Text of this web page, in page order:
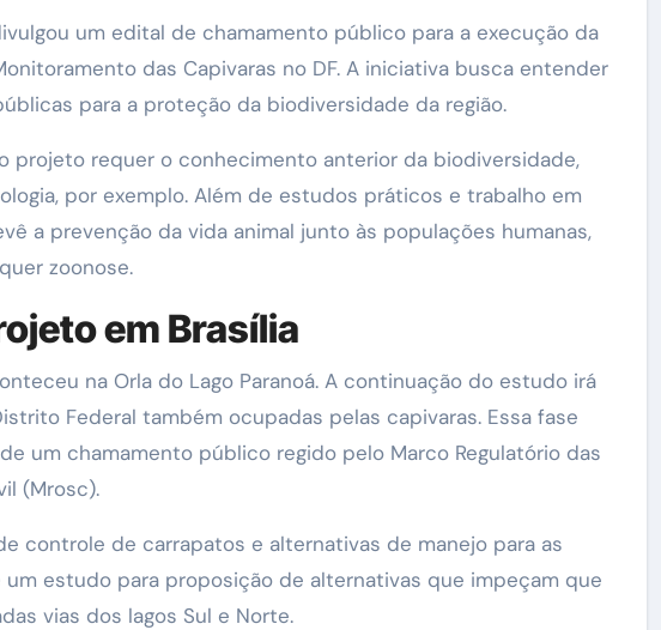
um edital de chamamento público para a execução da
das Capivaras no DF. A iniciativa busca entender
para a proteção da biodiversidade da região.
projeto requer o conhecimento anterior da biodiversidade,
por exemplo. Além de estudos práticos e trabalho em
a prevenção da vida animal junto às populações humanas,
zoonose.
em Brasília
na Orla do Lago Paranoá. A continuação do estudo irá
Federal também ocupadas pelas capivaras. Essa fase
um chamamento público regido pelo Marco Regulatório das
(Mrosc).
controle de carrapatos e alternativas de manejo para as
um estudo para proposição de alternativas que impeçam que
vias dos lagos Sul e Norte.